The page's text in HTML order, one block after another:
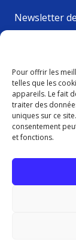
Pour offrir les
telles que les
appareils. Le fait
traiter des
uniques sur ce
consentement
et fonctions.
Newsletter
VIGILANCE
Contact